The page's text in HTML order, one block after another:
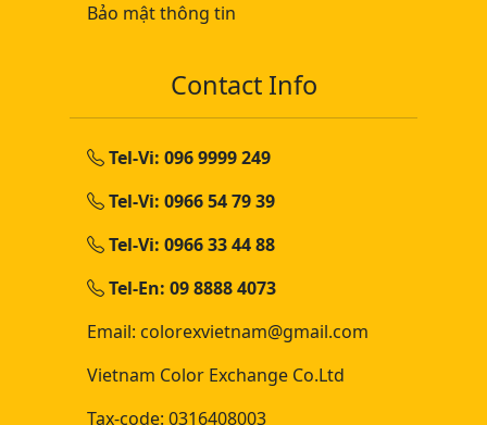
Bảo mật thông tin
Contact Info
Tel-Vi: 096 9999 249
Tel-Vi: 0966 54 79 39
Tel-Vi: 0966 33 44 88
Tel-En: 09 8888 4073
Email: colorexvietnam@gmail.com
Vietnam Color Exchange Co.Ltd
Tax-code: 0316408003